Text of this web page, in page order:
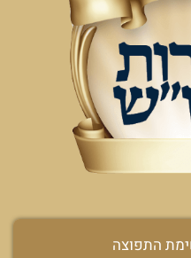
התפוצה